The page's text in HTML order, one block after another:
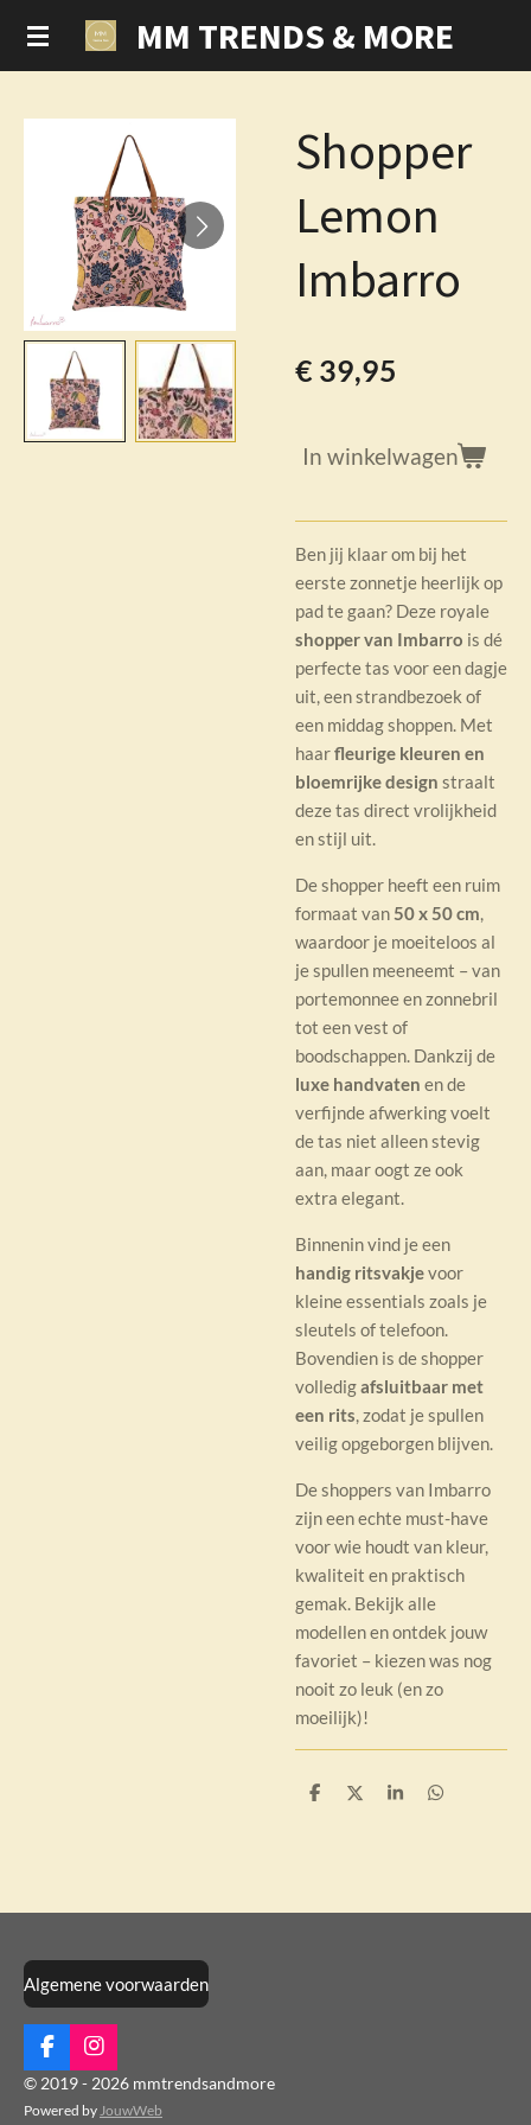
Ga
direct
MM TRENDS & MORE
Shopper
Lemon
Imbarro
€ 39,95
In winkelwagen
Ben jij klaar om bij het
eerste zonnetje heerlijk op
pad te gaan? Deze royale
shopper van Imbarro is dé
perfecte tas voor een dagje
uit, een strandbezoek of
een middag shoppen. Met
haarfleurige kleuren en
bloemrijke design straalt
deze tas direct vrolijkheid
en stijl uit.
De shopper heeft een ruim
formaat van50 x 50 cm,
waardoor je moeiteloos al
je spullen meeneemt – van
portemonnee en zonnebril
tot een vest of
boodschappen. Dankzij de
luxe handvaten en de
verfijnde afwerking voelt
de tas niet alleen stevig
aan, maar oogt ze ook
extra elegant.
Binnenin vind je een
handig ritsvakjevoor
kleine essentials zoals je
sleutels of telefoon.
Bovendien is de shopper
volledigafsluitbaar met
een rits, zodat je spullen
veilig opgeborgen blijven.
De shoppers van Imbarro
zijn een echte must-have
voor wie houdt van kleur,
kwaliteit en praktisch
gemak. Bekijk alle
modellen en ontdek jouw
favoriet – kiezen was nog
nooit zo leuk (en zo
moeilijk)!
D
D
S
D
Algemene voorwaarden
F
a
e
I
n
t
© 2019 - 2026 mmtrendsandmore
Powered by JouwWeb